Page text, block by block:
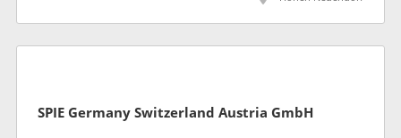
SPIE Germany Switzerland Austria GmbH